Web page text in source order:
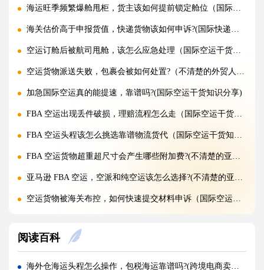
海运旺季频繁爆舱甩柜，货主该如何提前锁定舱位（国际海运干货知识分享）
海关估价高于申报货值，快递货物该如何申诉?(国际快递干货知识分享)
空运订舱后被航司甩舱，该怎么应急处理（国际空运干货知识分享）
空运货物派送失败，包裹会被如何处置?（不清楚的外贸人看过来）
加急国际空运真的能提速，靠谱吗?(国际空运干货知识分享)
FBA 空运出现丢件破损，理赔流程怎么走（国际空运干货知识分享）
FBA 空运头程该怎么挑选靠谱物流货代（国际空运干货知识分享）
FBA 空运货物超重超尺寸会产生哪些附加费?(不清楚的亚马逊卖家看过来)
亚马逊 FBA 空运，空派和纯空运该怎么选择?(不清楚的亚马逊卖家看过来)
空运货物被海关布控，如何快速提交材料申诉（国际空运干货知识分享）
国际空运低申报被海关查到，罚款比例是多少?(国际空运干货知识分享)
国际空运的运单有什么作用，包含哪些关键信息（国际空运干货知识分享）
阅读百科
海外仓海运头程怎么操作，包税海运靠谱吗?(跨境电商卖家必看篇)